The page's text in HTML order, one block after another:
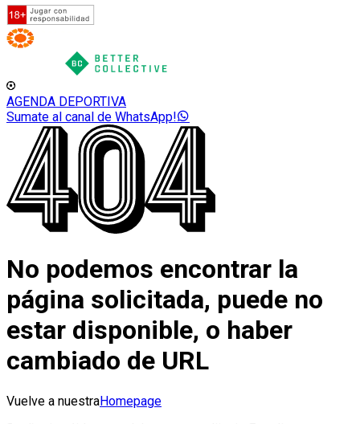
AGENDA DEPORTIVA
Sumate al canal de WhatsApp!
No podemos encontrar la
página solicitada, puede no
estar disponible, o haber
cambiado de URL
Vuelve a nuestraHomepage